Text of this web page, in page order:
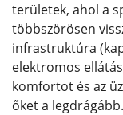
területek, ahol a
többszörösen
infrastruktúra
elektromos
komfortot és az
őket a